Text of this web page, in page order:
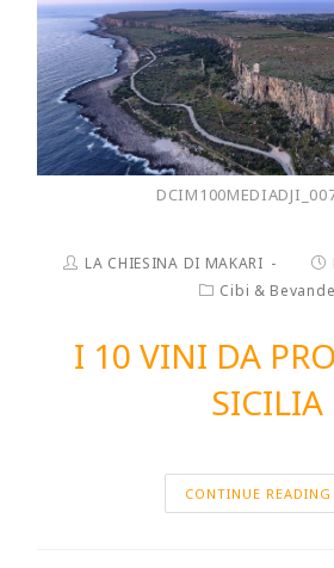
LA CHIESINA DI MAKARI
Cibi & Bevande
I 10 VINI DA
SICILIA
CONTINUE READING